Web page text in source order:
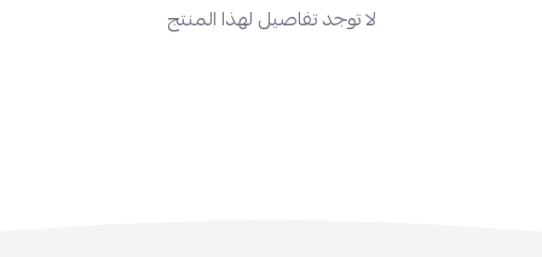
لا توجد تفاصيل لهذا المنتج